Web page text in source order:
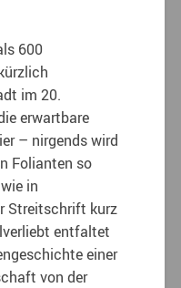
600
im 20.
erwartbare
– nirgends wird
Folianten so
in
Streitschrift kurz
entfaltet
einer
von der